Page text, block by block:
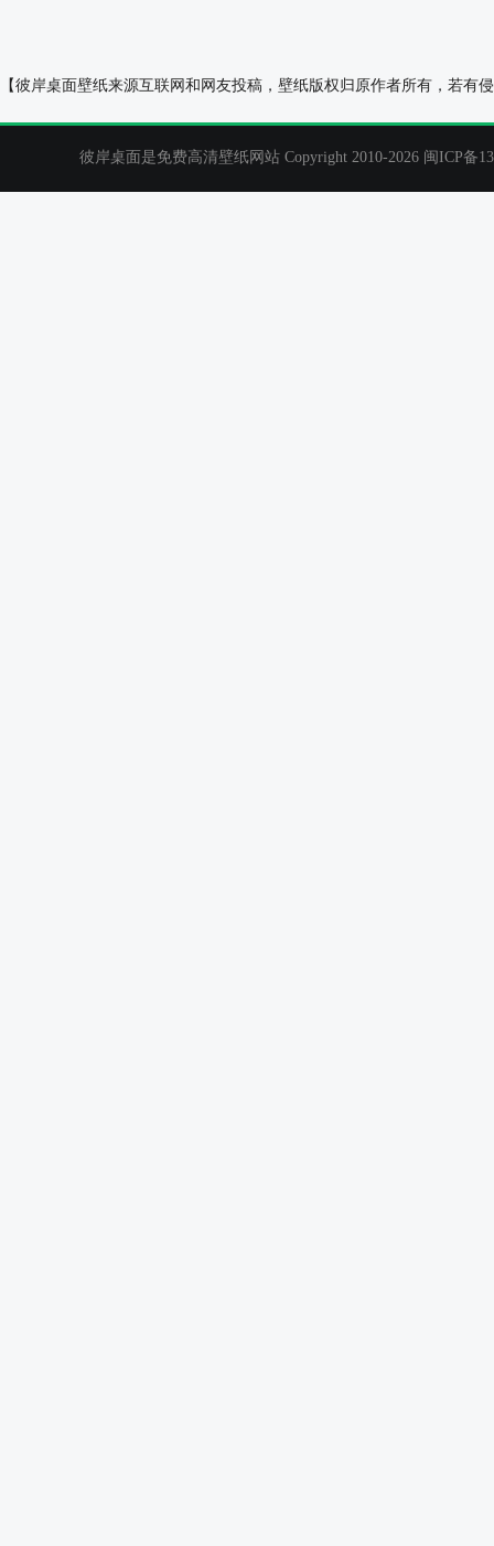
【彼岸桌面壁纸来源互联网和网友投稿，壁纸版权归原作者所有，若
彼岸桌面是免费高清壁纸网站 Copyright 2010-2026 闽ICP备